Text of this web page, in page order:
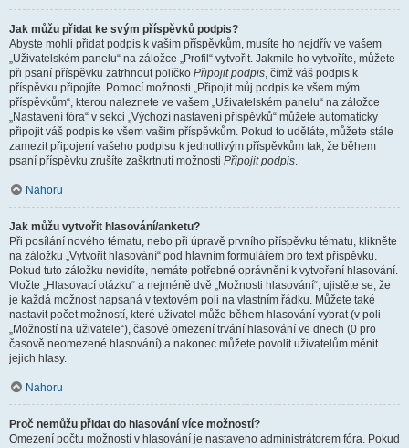
Jak můžu přidat ke svým příspěvků podpis?
Abyste mohli přidat podpis k vašim příspěvkům, musíte ho nejdřív ve vašem
„Uživatelském panelu“ na záložce „Profil“ vytvořit. Jakmile ho vytvoříte, můžete
při psaní příspěvku zatrhnout políčko Připojit podpis, čímž váš podpis k
příspěvku připojíte. Pomocí možnosti „Připojit můj podpis ke všem mým
příspěvkům“, kterou naleznete ve vašem „Uživatelském panelu“ na záložce
„Nastavení fóra“ v sekci „Výchozí nastavení příspěvků“ můžete automaticky
připojit váš podpis ke všem vašim příspěvkům. Pokud to uděláte, můžete stále
zamezit připojení vašeho podpisu k jednotlivým příspěvkům tak, že během
psaní příspěvku zrušíte zaškrtnutí možnosti Připojit podpis.
Nahoru
Jak můžu vytvořit hlasování/anketu?
Při posílání nového tématu, nebo při úpravě prvního příspěvku tématu, klikněte
na záložku „Vytvořit hlasování“ pod hlavním formulářem pro text příspěvku.
Pokud tuto záložku nevidíte, nemáte potřebné oprávnění k vytvoření hlasování.
Vložte „Hlasovací otázku“ a nejméně dvě „Možnosti hlasování“, ujistěte se, že
je každá možnost napsaná v textovém poli na vlastním řádku. Můžete také
nastavit počet možností, které uživatel může během hlasování vybrat (v poli
„Možností na uživatele“), časové omezení trvání hlasování ve dnech (0 pro
časově neomezené hlasování) a nakonec můžete povolit uživatelům měnit
jejich hlasy.
Nahoru
Proč nemůžu přidat do hlasování více možností?
Omezení počtu možností v hlasování je nastaveno administrátorem fóra. Pokud